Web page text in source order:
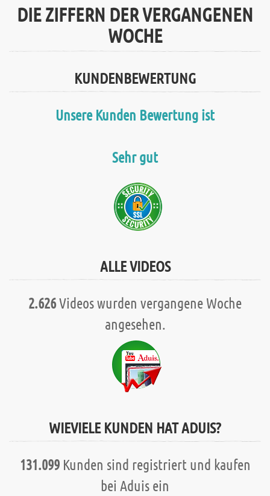
DIE ZIFFERN DER VERGANGENEN
WOCHE
KUNDENBEWERTUNG
Unsere Kunden Bewertung ist
Sehr gut
ALLE VIDEOS
2.626Videos wurden vergangene Woche
angesehen.
WIEVIELE KUNDEN HAT ADUIS?
131.099Kunden sind registriert und kaufen
bei Aduis ein